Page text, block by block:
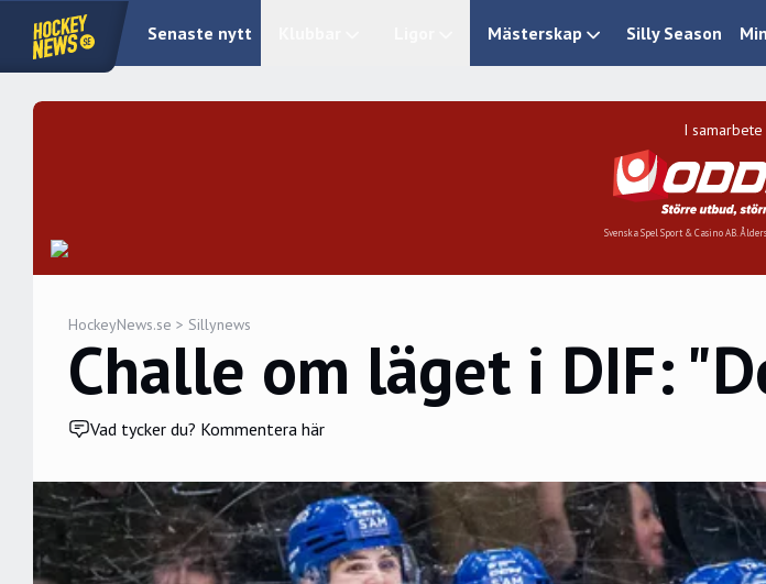
Senaste nytt Mästerskap Silly Season
I
Svenska Spel Sport & Casino AB.
HockeyNews.se > Sillynews
Challe om läget i DIF:
Vad tycker du? Kommentera här